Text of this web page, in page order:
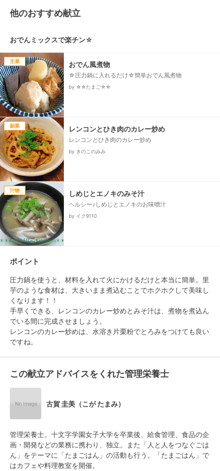
他のおすすめ献立
おでんミックスで楽チン☆
主菜 おでん風煮物
☆圧力鍋に入れるだけ☆簡単おでん風煮物
by ☆☆たまご☆☆
副菜 レンコンとひき肉のカレー炒め
レンコンとひき肉のカレー炒め
by きのこのみみ
汁物 しめじとエノキのみそ汁
ヘルシー♪しめじとエノキのお味噌汁
by イク9110
ポイント
圧力鍋を使うと、材料を入れて火にかけるだけと本当に簡単。里
芋のような食材は、大きいまま煮込むことでホクホクして美味し
くなります！！
手早くできる、レンコンのカレー炒めとみそ汁は、煮物を煮込ん
でいる間に完成させましょう。
レンコンのカレー炒めは、水溶き片栗粉でとろみをつけても良い
この献立アドバイスをくれた管理栄養士
古賀 圭美（こが たまみ）
管理栄養士。十文字学園女子大学を卒業後、給食管理、食品の企
画・開発などの業務に携わり、独立。また「人と人をつなぐごは
ん」をテーマに「たまごはん」の活動も行う。「たまごはん」で
はカフェや料理教室を開催。